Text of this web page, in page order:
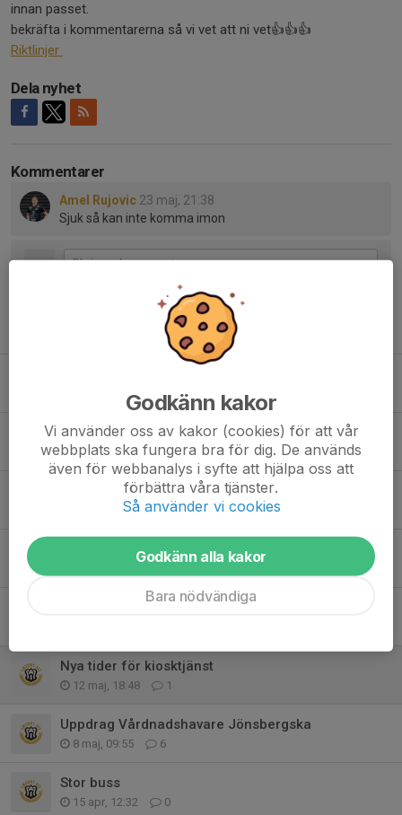
innan passet.
bekräfta i kommentarerna så vi vet att ni vet👍👍👍
Riktlinjer
Dela nyhet
Kommentarer
Amel Rujovic 23 maj, 21:38
Sjuk så kan inte komma imon
3 aug, 16:40 0
Städuppdrag aug-festen
8 jul, 09:37 0
Kiosktjänst augusti
30 jun, 05:13 0
Påminnelse uppdrag vårdnadshavare jönsbergska
Nya tider för kiosktjänst
12 maj, 18:48 1
Uppdrag Vårdnadshavare Jönsbergska
8 maj, 09:55 6
Stor buss
15 apr, 12:32 0
Godkänn kakor
Vi använder oss av kakor (cookies) för att vår
webbplats ska fungera bra för dig. De används
även för webbanalys i syfte att hjälpa oss att
förbättra våra tjänster.
Så använder vi cookies
Godkänn alla kakor
Bara nödvändiga